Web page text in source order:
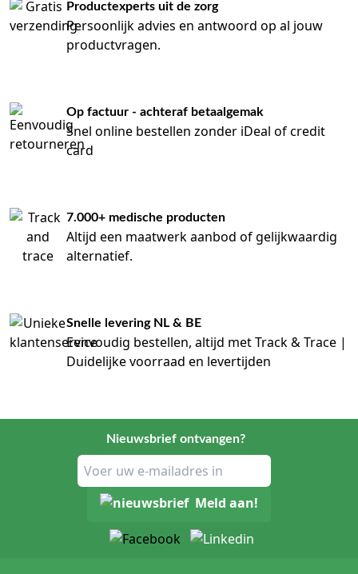
Productexperts uit de zorg
Persoonlijk advies en antwoord op al jouw
productvragen.
Op factuur - achteraf betaalgemak
Snel online bestellen zonder iDeal of credit
card
7.000+ medische producten
Altijd een maatwerk aanbod of gelijkwaardig
alternatief.
Snelle levering NL & BE
Eenvoudig bestellen, altijd met Track & Trace |
Duidelijke voorraad en levertijden
Nieuwsbrief ontvangen?
Meld aan!